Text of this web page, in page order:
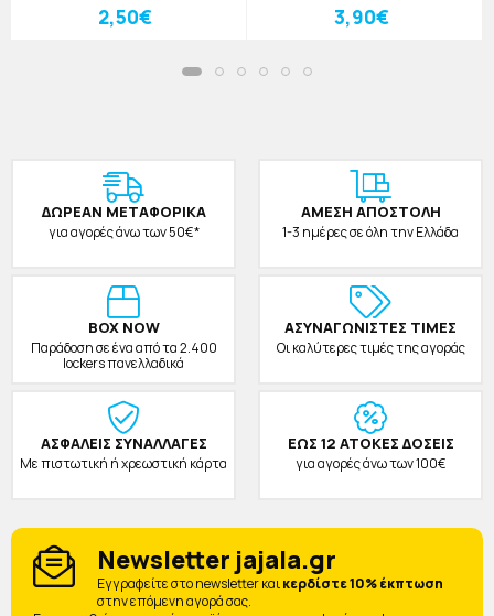
9x12cm
2,50€
Μεγάλο
3,90€
ΔΩΡΕAΝ ΜΕΤΑΦΟΡΙΚΑ
για αγορές άνω των 50€*
ΑΜΕΣΗ ΑΠΟΣΤΟΛΗ
1-3 ημέρες σε όλη την Ελλάδα
BOX NOW
Παράδοση σε ένα από τα 2.400
lockers πανελλαδικά
ΑΣΥΝΑΓΩΝΙΣΤΕΣ ΤΙΜΕΣ
Οι καλύτερες τιμές της αγοράς
ΑΣΦΑΛΕΙΣ ΣΥΝΑΛΛΑΓΕΣ
Με πιστωτική ή χρεωστική κάρτα
ΕΩΣ 12 ΑΤΟΚΕΣ ΔΟΣΕΙΣ
για αγορές άνω των 100€
Newsletter jajala.gr
Eγγραφείτε στο newsletter καικερδίστε 10% έκπτωση
στην επόμενη αγορά σας.